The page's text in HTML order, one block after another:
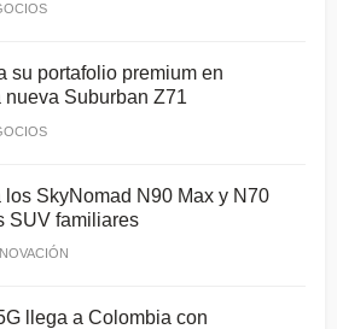
su portafolio premium en
Suburban Z71
los SkyNomad N90 Max y N70
SUV familiares
llega a Colombia con